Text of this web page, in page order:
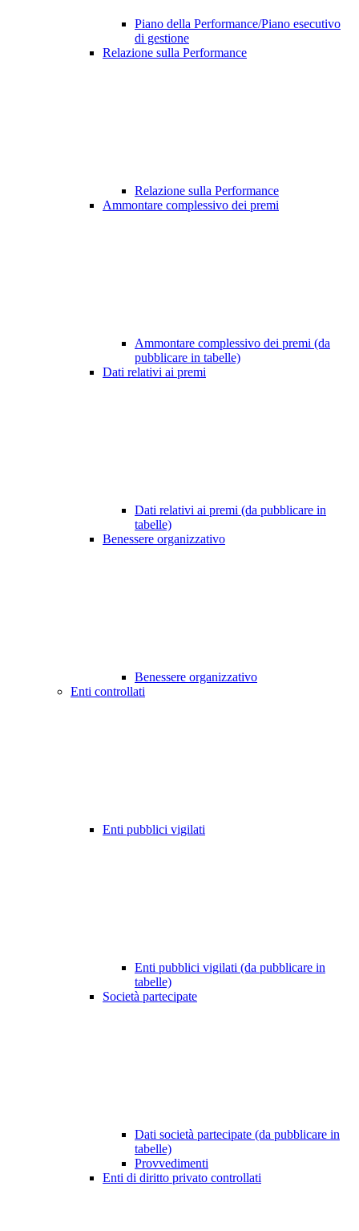
Piano della Performance/Piano esecutivo
di gestione
Relazione sulla Performance
Relazione sulla Performance
Ammontare complessivo dei premi
Ammontare complessivo dei premi (da
pubblicare in tabelle)
Dati relativi ai premi
Dati relativi ai premi (da pubblicare in
tabelle)
Benessere organizzativo
Benessere organizzativo
Enti controllati
Enti pubblici vigilati
Enti pubblici vigilati (da pubblicare in
tabelle)
Società partecipate
Dati società partecipate (da pubblicare in
tabelle)
Provvedimenti
Enti di diritto privato controllati